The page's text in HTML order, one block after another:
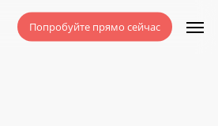
Попробуйте прямо сейчас